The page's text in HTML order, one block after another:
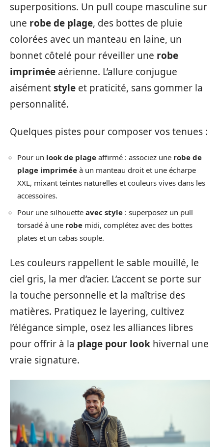
superpositions. Un pull coupe masculine sur
une robe de plage, des bottes de pluie
colorées avec un manteau en laine, un
bonnet côtelé pour réveiller une robe
imprimée aérienne. L’allure conjugue
aisémentstyle et praticité, sans gommer la
personnalité.
Quelques pistes pour composer vos tenues :
Pour un look de plage affirmé : associez une robe de
plage imprimée à un manteau droit et une écharpe
XXL, mixant teintes naturelles et couleurs vives dans les
accessoires.
Pour une silhouette avec style : superposez un pull
torsadé à une robe midi, complétez avec des bottes
plates et un cabas souple.
Les couleurs rappellent le sable mouillé, le
ciel gris, la mer d’acier. L’accent se porte sur
la touche personnelle et la maîtrise des
matières. Pratiquez le layering, cultivez
l’élégance simple, osez les alliances libres
pour offrir à la plage pour look hivernal une
vraie signature.